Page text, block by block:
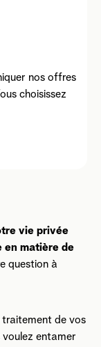
nos offres
choisissez
vie privée
en matière de
question à
traitement de vos
voulez entamer